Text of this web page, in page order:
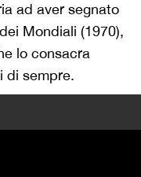
ad aver segnato
Mondiali (1970),
lo consacra
di sempre.